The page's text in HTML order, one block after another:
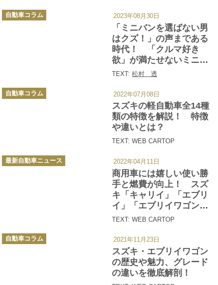
「ミニバンを選ばない男
はクズ！」の声まである
時代！ 「クルマ好き
欲」が満たせないミニバ
ン乗り男性に送る150万円
７台
TEXT: 松村 透
カ
テ
自動車コラム 2023年08月30日
スズキの軽自動車全14種
類の特徴を解説！ 特徴
や違いとは？
TEXT: WEB CARTOP
カ
テ
自動車コラム 2022年07月08日
商用車には嬉しい使い勝
手と燃費が向上！ スズ
キ「キャリイ」「エブリ
イ」「エブリイワゴン」
が仕様変更を実施
TEXT: WEB CARTOP
カ
テ
最新自動車ニュース 2022年04月11日
スズキ・エブリイワゴン
の歴史や魅力、グレード
の違いを徹底解剖！
カ
テ
自動車コラム 2021年11月23日